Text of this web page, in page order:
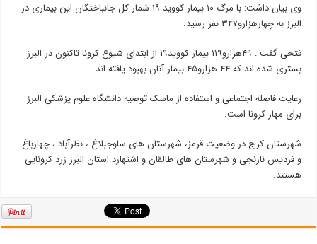
وی بیان داشت: با مرگ ۱۰ بیمار کووید ۱۹ شمار کل جانباختگان این بیماری در
البرز به چهارهزارو۳۴۷ نفر رسید.
فتحی گفت : ۴۹هزارو۱۱۹ بیمار کووید۱۹ از ابتدای شیوع کرونا تاکنون در البرز
بستری شده اند که ۴۴ هزارو۴۵ بیمار آنان بهبود یافته اند.
رعایت فاصله اجتماعی و استفاده از ماسک توصیه دانشگاه علوم پزشکی البرز
برای مهار کرونا است.
شهرستان کرج در وضعیت قرمز، شهرستان های ساوجبلاغ ، نظرآباد ، چهارباغ
و فردیس نارنجی و شهرستان های طالقان و اشتهارد استان البرز زرد کرونایی
هستند.